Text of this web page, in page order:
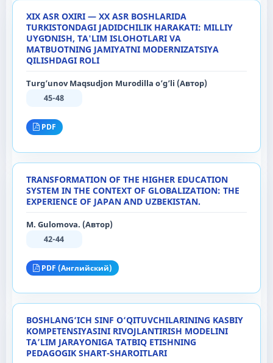
XIX ASR OXIRI — XX ASR BOSHLARIDA
TURKISTONDAGI JADIDCHILIK HARAKATI: MILLIY
UYGʻONISH, TA'LIM ISLOHOTLARI VA
MATBUOTNING JAMIYATNI MODERNIZATSIYA
QILISHDAGI ROLI
Turg’unov Maqsudjon Murodilla o’g’li (Автор)
45-48
PDF
TRANSFORMATION OF THE HIGHER EDUCATION
SYSTEM IN THE CONTEXT OF GLOBALIZATION: THE
EXPERIENCE OF JAPAN AND UZBEKISTAN.
M. Gulomova. (Автор)
42-44
PDF (Английский)
BOSHLANG‘ICH SINF O‘QITUVCHILARINING KASBIY
KOMPETENSIYASINI RIVOJLANTIRISH MODELINI
TA’LIM JARAYONIGA TATBIQ ETISHNING
PEDAGOGIK SHART-SHAROITLARI